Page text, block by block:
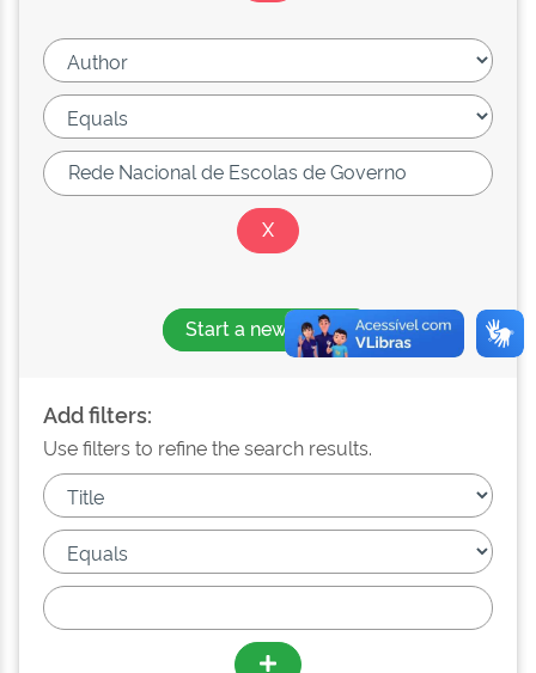
Start a new search
Add filters:
Use filters to refine the search results.